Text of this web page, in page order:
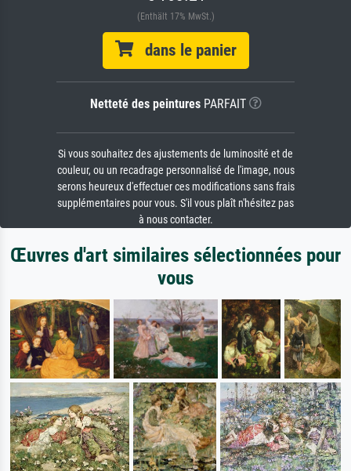
(Enthält 17% MwSt.)
dans le panier
Netteté des peinturesPARFAIT
Si vous souhaitez des ajustements de luminosité et de
couleur, ou un recadrage personnalisé de l'image, nous
serons heureux d'effectuer ces modifications sans frais
supplémentaires pour vous. S'il vous plaît n'hésitez pas
à nous contacter.
Œuvres d'art similaires sélectionnées pour
vous